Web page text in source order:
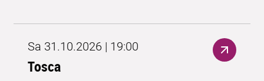
Sa 31.10.2026 | 19:00
Tosca